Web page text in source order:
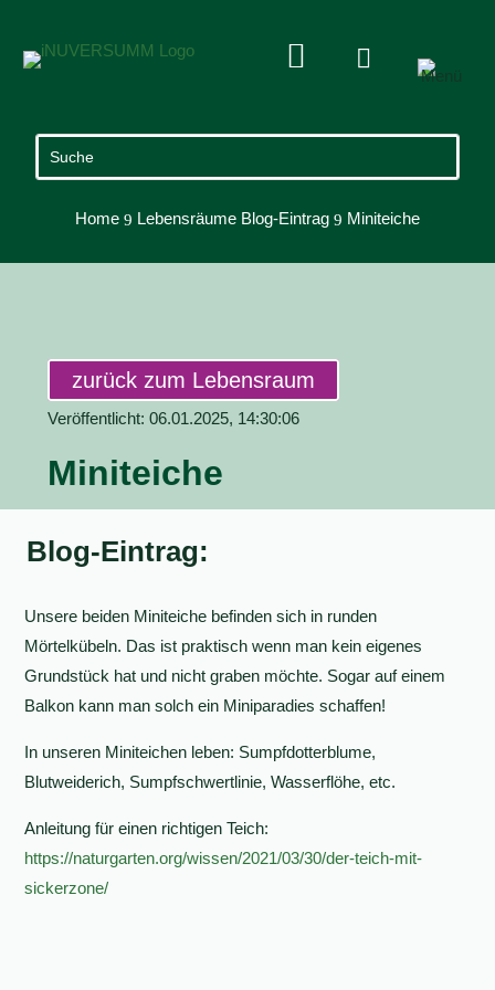
 
Home 9 Lebensräume Blog-Eintrag 9 Miniteiche
zurück zum Lebensraum
Veröffentlicht: 06.01.2025, 14:30:06
Miniteiche
Blog-Eintrag:
Unsere beiden Miniteiche befinden sich in runden
Mörtelkübeln. Das ist praktisch wenn man kein eigenes
Grundstück hat und nicht graben möchte. Sogar auf einem
Balkon kann man solch ein Miniparadies schaffen!
In unseren Miniteichen leben: Sumpfdotterblume,
Blutweiderich, Sumpfschwertlinie, Wasserflöhe, etc.
Anleitung für einen richtigen Teich:
https://naturgarten.org/wissen/2021/03/30/der-teich-mit-
sickerzone/